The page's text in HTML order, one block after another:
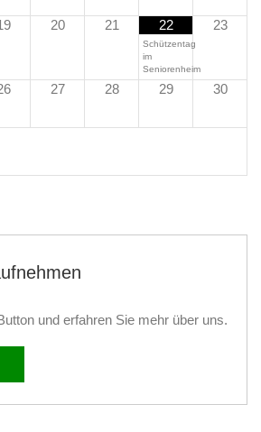
20 21 22
Schützentag
im
Seniorenheim
23
27 28 29 30
und erfahren Sie mehr über uns.